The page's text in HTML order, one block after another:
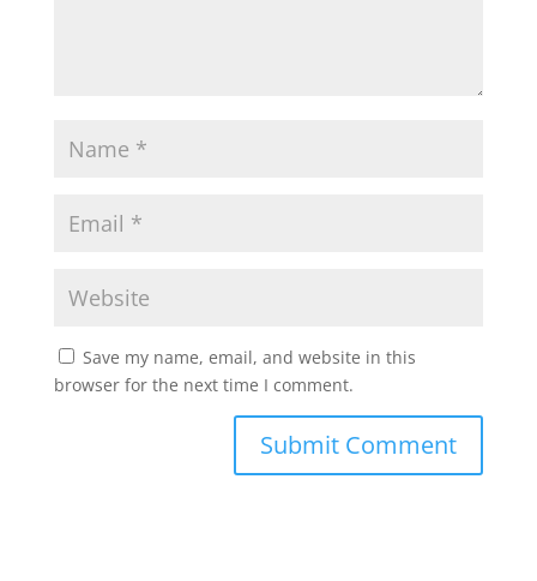
Save my name, email, and website in this
browser for the next time I comment.